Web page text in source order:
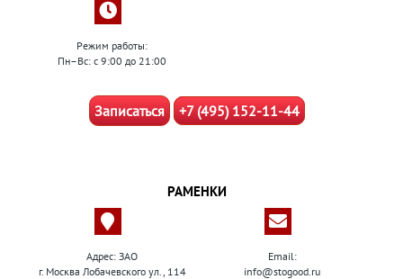
Режим работы:
Пн–Вс: с 9:00 до 21:00
Записаться +7 (495) 152-11-44
РАМЕНКИ
Адрес: ЗАО
г. Москва Лобачевского ул., 114
Email:
info@stogood.ru